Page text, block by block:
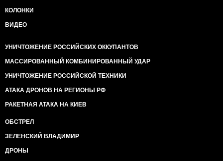
КОЛОНКИ
ВИДЕО
УНИЧТОЖЕНИЕ РОССИЙСКИХ ОККУПАНТОВ
МАССИРОВАННЫЙ КОМБИНИРОВАННЫЙ УДАР
УНИЧТОЖЕНИЕ РОССИЙСКОЙ ТЕХНИКИ
АТАКА ДРОНОВ НА РЕГИОНЫ РФ
РАКЕТНАЯ АТАКА НА КИЕВ
ОБСТРЕЛ
ЗЕЛЕНСКИЙ ВЛАДИМИР
ДРОНЫ